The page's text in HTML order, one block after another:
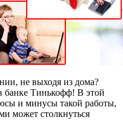
не выходя из дома?
банке Тинькофф! В этой
и минусы такой работы,
может столкнуться